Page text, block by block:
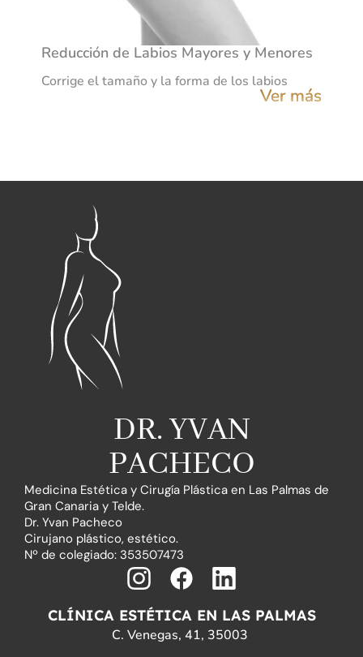
Reducción de Labios Mayores y Menores
Corrige el tamaño y la forma de los labios
Ver más
DR. YVAN
PACHECO
Medicina Estética y Cirugía Plástica en Las Palmas de
Gran Canaria y Telde.
Dr. Yvan Pacheco
Cirujano plástico, estético.
Nº de colegiado: 353507473
I
n
s
F
a
c
L
i
n
CLÍNICA ESTÉTICA EN LAS PALMAS
C. Venegas, 41, 35003